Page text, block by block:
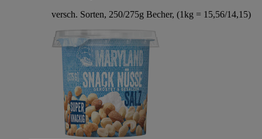
versch. Sorten, 250/275g Becher, (1kg = 15,56/14,15)